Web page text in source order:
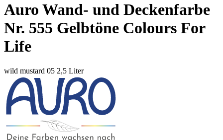
Auro Wand- und Deckenfarbe
Nr. 555 Gelbtöne Colours For
Life
wild mustard 05 2,5 Liter